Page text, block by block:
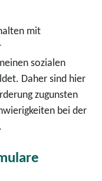
mit
sozialen
Daher sind hier
zugunsten
bei der